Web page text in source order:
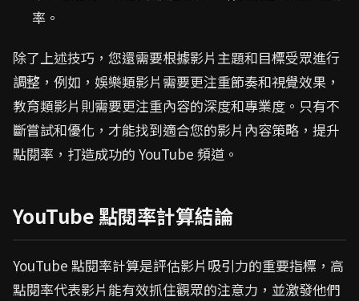
率。
除了上述技巧，您還需要根據影片主題和目標受眾進行
調整，例如，娛樂類影片需要更注重節奏和視覺效果，
教育類影片則需要更注重內容的深度和專業度。只有不
斷嘗試和優化，才能找到適合您的影片內容策略，提升
點閱率，打造成功的 YouTube 頻道。
YouTube 點閱率計算結論
YouTube 點閱率計算是評估影片吸引力的重要指標，高
點閱率代表影片能有效抓住觀眾的注意力，並激發他們